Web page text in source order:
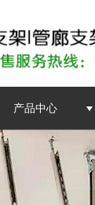
产品中心